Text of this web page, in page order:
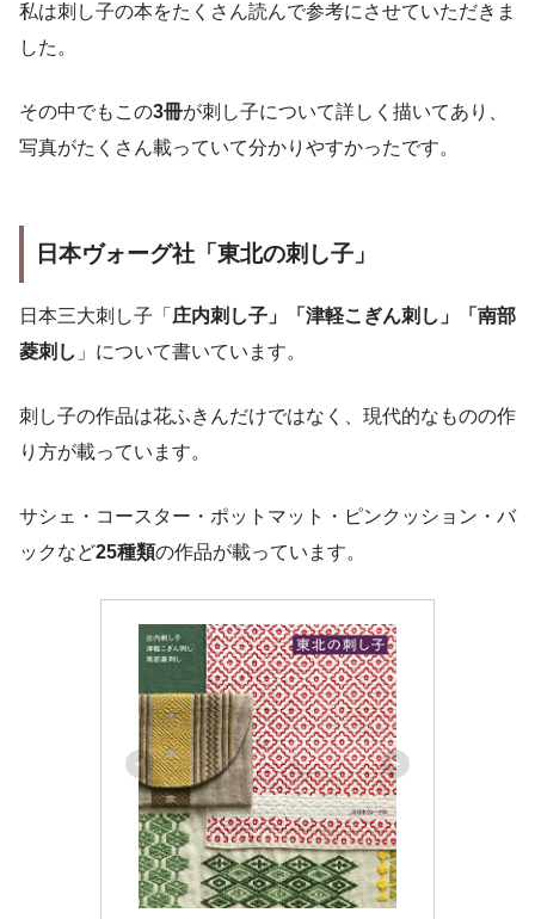
私は刺し子の本をたくさん読んで参考にさせていただきま
した。
その中でもこの3冊が刺し子について詳しく描いてあり、
写真がたくさん載っていて分かりやすかったです。
日本ヴォーグ社「東北の刺し子」
日本三大刺し子「 庄内刺し子」「津軽こぎん刺し」「南部
菱刺し 」について書いています。
刺し子の作品は花ふきんだけではなく、現代的なものの作
り方が載っています。
サシェ・コースター・ポットマット・ピンクッション・バ
ックなど25種類の作品が載っています。